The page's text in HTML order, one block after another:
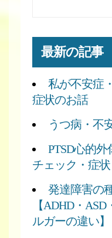
最新の記事
私が不安症
症状のお話
うつ病・不
PTSD心的
チェック・症
発達障害の
【ADHD・
ルガーの違い】